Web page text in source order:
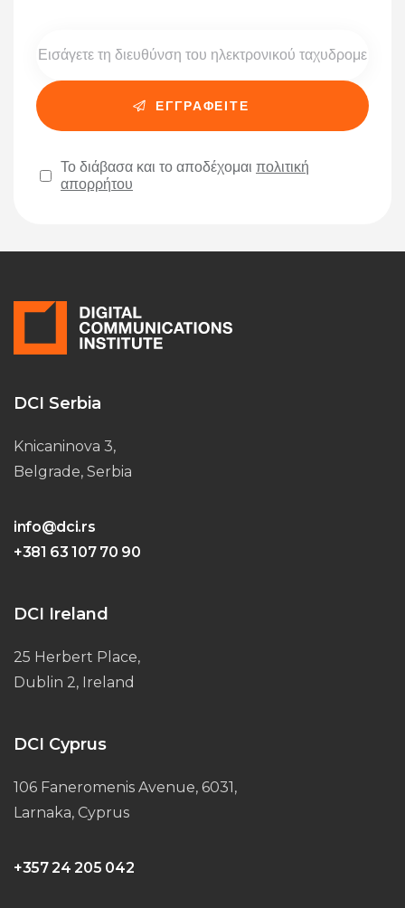
Το διάβασα και το αποδέχομαι πολιτική
απορρήτου
DCI Serbia
Knicaninova 3,
Belgrade, Serbia
info@dci.rs
+381 63 107 70 90
DCI Ireland
25 Herbert Place,
Dublin 2, Ireland
DCI Cyprus
106 Faneromenis Avenue, 6031,
Larnaka, Cyprus
+357 24 205 042